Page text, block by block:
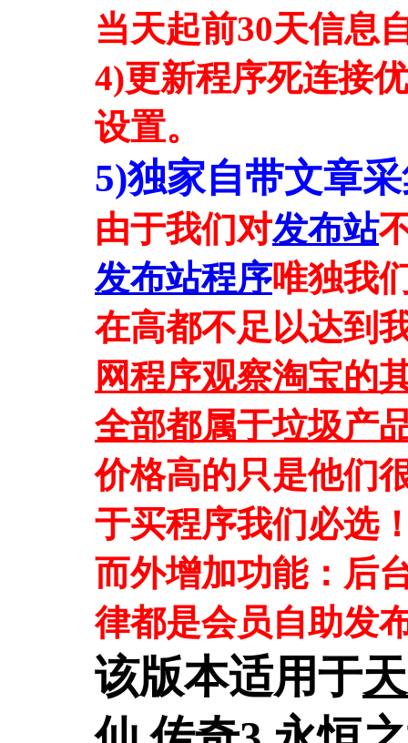
当天起前30天信息
4)更新程序死连接
设置。
5)独家自带文章
由于我们对发布站
发布站程序唯独我
在高都不足以达到
网程序观察淘宝的
全部都属于垃圾产
价格高的只是他们
于买程序我们必选
而外增加功能：后
律都是会员自助发
该版本适用于